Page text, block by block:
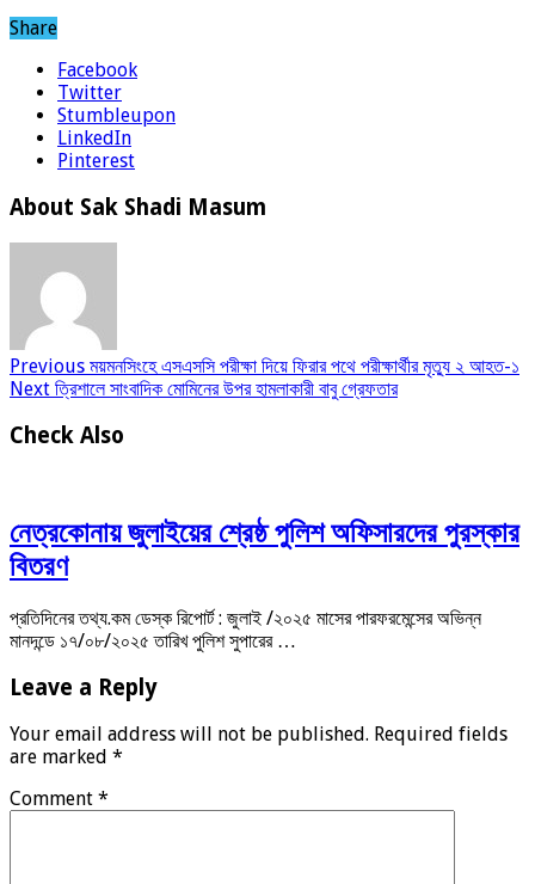
Share
Facebook
Twitter
Stumbleupon
LinkedIn
Pinterest
About Sak Shadi Masum
Previous ময়মনসিংহে এসএসসি পরীক্ষা দিয়ে ফিরার পথে পরীক্ষার্থীর মৃত্যু ২ আহত-১
Next ত্রিশালে সাংবাদিক মোমিনের উপর হামলাকারী বাবু গ্রেফতার
Check Also
নেত্রকোনায় জুলাইয়ের শ্রেষ্ঠ পুলিশ অফিসারদের পুরস্কার
বিতরণ
প্রতিদিনের তথ্য.কম ডেস্ক রিপোর্ট : জুলাই /২০২৫ মাসের পারফরমেন্সের অভিন্ন
মানদন্ডে ১৭/০৮/২০২৫ তারিখ পুলিশ সুপারের …
Leave a Reply
Your email address will not be published. Required fields
are marked *
Comment *